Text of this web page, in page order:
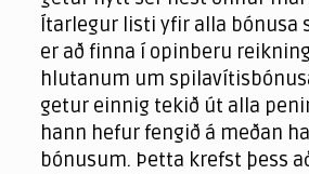
Ítarlegur listi yfir alla bónusa
er að finna í opinberu
hlutanum um
getur einnig tekið út alla
hann hefur fengið á meðan
bónusum. Þetta krefst þess